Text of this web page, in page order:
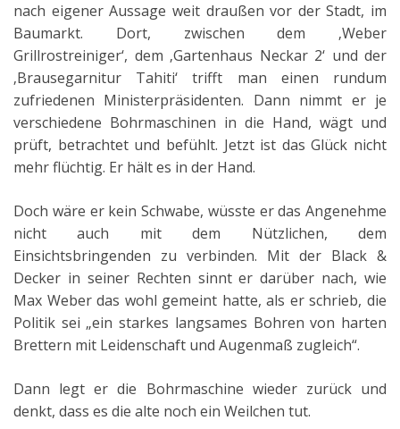
nach eigener Aussage weit draußen vor der Stadt, im
Baumarkt. Dort, zwischen dem ‚Weber
Grillrostreiniger‘, dem ‚Gartenhaus Neckar 2‘ und der
‚Brausegarnitur Tahiti‘ trifft man einen rundum
zufriedenen Ministerpräsidenten. Dann nimmt er je
verschiedene Bohrmaschinen in die Hand, wägt und
prüft, betrachtet und befühlt. Jetzt ist das Glück nicht
mehr flüchtig. Er hält es in der Hand.
Doch wäre er kein Schwabe, wüsste er das Angenehme
nicht auch mit dem Nützlichen, dem
Einsichtsbringenden zu verbinden. Mit der Black &
Decker in seiner Rechten sinnt er darüber nach, wie
Max Weber das wohl gemeint hatte, als er schrieb, die
Politik sei „ein starkes langsames Bohren von harten
Brettern mit Leidenschaft und Augenmaß zugleich“.
Dann legt er die Bohrmaschine wieder zurück und
denkt, dass es die alte noch ein Weilchen tut.